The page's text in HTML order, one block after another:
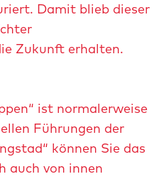
Damit blieb dieser
Zukunft erhalten.
ist normalerweise
Führungen der
können Sie das
auch von innen